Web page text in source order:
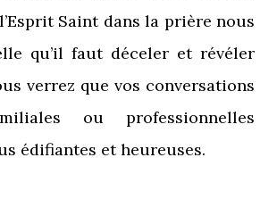
Saint dans la prière nous
qu’il faut déceler et révéler
verrez que vos conversations
ou professionnelles
édifiantes et heureuses.